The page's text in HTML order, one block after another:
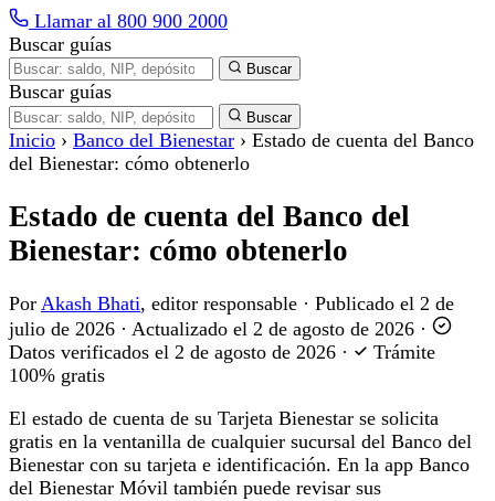
Llamar al 800 900 2000
Buscar guías
Buscar
Buscar guías
Buscar
Inicio › Banco del Bienestar › Estado de cuenta del Banco
del Bienestar: cómo obtenerlo
Estado de cuenta del Banco del
Bienestar: cómo obtenerlo
Por Akash Bhati, editor responsable · Publicado el 2 de
julio de 2026 · Actualizado el 2 de agosto de 2026 ·
Datos verificados el 2 de agosto de 2026 ·
Trámite
100% gratis
El estado de cuenta de su Tarjeta Bienestar se solicita
gratis en la ventanilla de cualquier sucursal del Banco del
Bienestar con su tarjeta e identificación. En la app Banco
del Bienestar Móvil también puede revisar sus